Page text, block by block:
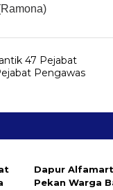
47 Pejabat
Pengawas
Dapur
Pekan Warga